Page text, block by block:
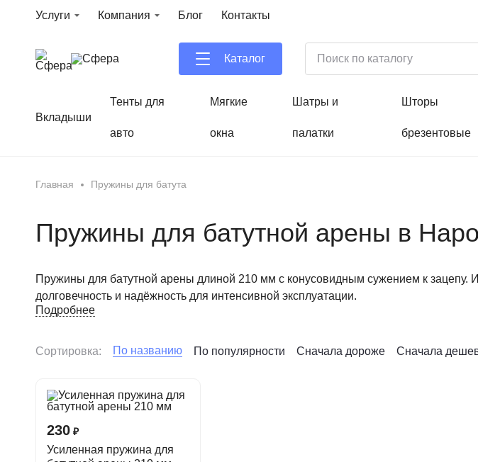
Услуги Компания Блог Контакты
Каталог
Вкладыши
Тенты для
авто
Мягкие
окна
Шатры и
палатки
Шторы
брезентовые
Главная Пружины для батута
Пружины для батутной арены в
Пружины для батутной арены длиной 210 мм с конусовидным сужением к
долговечность и надёжность для интенсивной эксплуатации.
Подробнее
Пружины — один из самых важных элементов любого батутного комплекса. От их
Мы предлагаем усиленные пружины
Конусовидное сужение к зацепу
Сортировка: По названию По популярности Сначала дороже Сначала
230 ₽
Усиленная пружина для